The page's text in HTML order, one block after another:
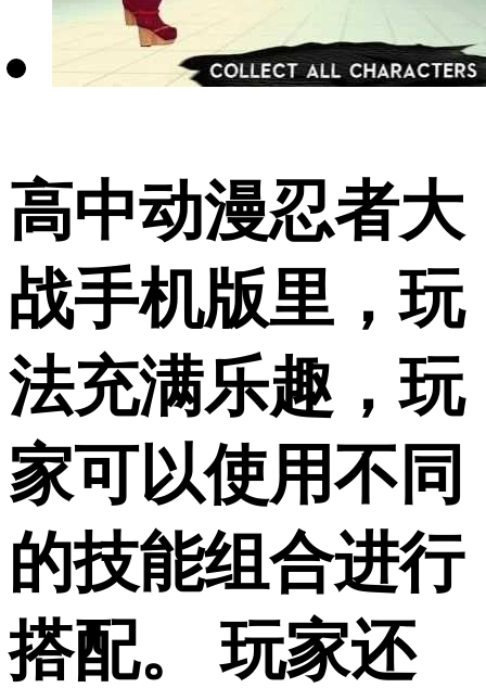
高中动漫忍者大
战手机版里，玩
法充满乐趣，玩
家可以使用不同
的技能组合进行
搭配。 玩家还